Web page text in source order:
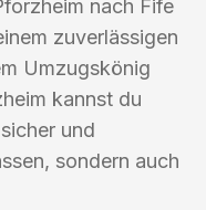
nach Fife
zuverlässigen
Umzugskönig
kannst du
und
sondern auch